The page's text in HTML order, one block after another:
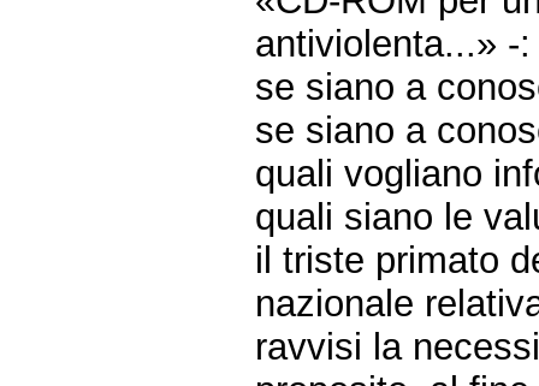
antiviolenta...» -:
se siano a
se siano a
quali vogliano
quali siano le
il triste primato
nazionale
ravvisi la